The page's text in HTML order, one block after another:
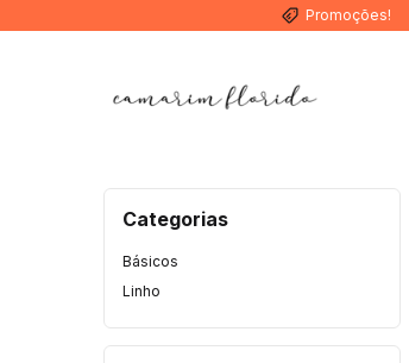
Promoções!
Categorias
Básicos
Linho